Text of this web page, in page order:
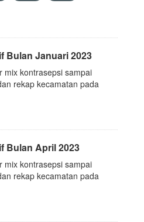
Bulan Januari 2023
mix kontrasepsi sampai
rekap kecamatan pada
Bulan April 2023
mix kontrasepsi sampai
rekap kecamatan pada